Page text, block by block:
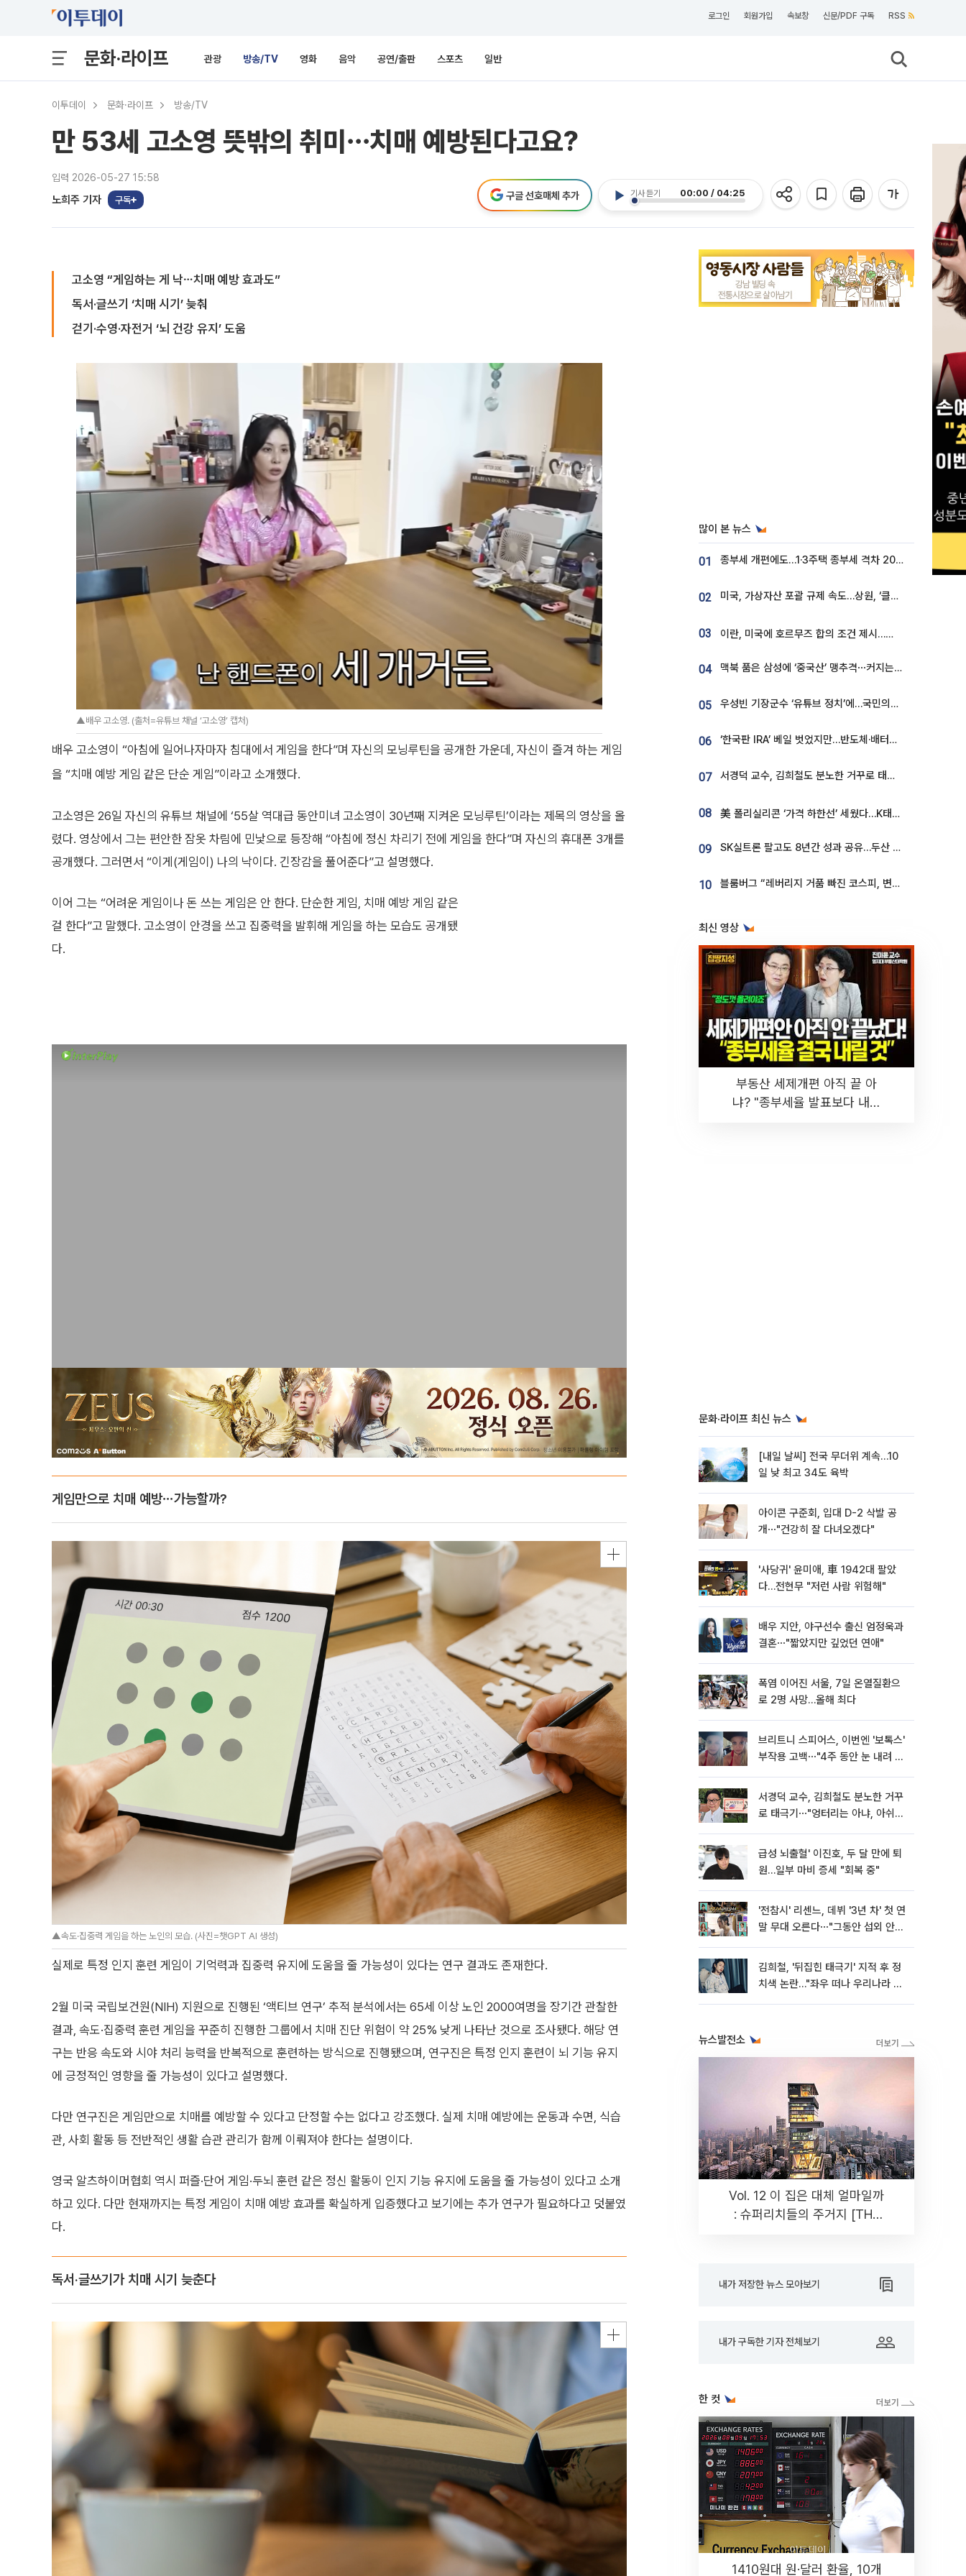
로그인 회원가입 속보창 신문/PDF 구독 RSS
문화·라이프 관광 방송/TV 영화 음악 공연/출판 스포츠 일반
이투데이 문화·라이프 방송/TV
만 53세 고소영 뜻밖의 취미⋯치매 예방된다고요?
입력 2026-05-27 15:58
노희주 기자 구독
기사 듣기 00:00 / 04:25
구글 선호매체 추가
고소영 “게임하는 게 낙⋯치매 예방 효과도”
독서·글쓰기 ‘치매 시기’ 늦춰
걷기·수영·자전거 ‘뇌 건강 유지’ 도움
▲배우 고소영. (출처=유튜브 채널 ‘고소영’ 캡처)
배우 고소영이 “아침에 일어나자마자 침대에서 게임을 한다”며 자신의 모닝루틴을 공개한 가운데, 자신이 즐겨 하는 게임
을 “치매 예방 게임 같은 단순 게임”이라고 소개했다.
고소영은 26일 자신의 유튜브 채널에 ‘55살 역대급 동안미녀 고소영이 30년째 지켜온 모닝루틴’이라는 제목의 영상을 올
렸다. 영상에서 그는 편안한 잠옷 차림에 민낯으로 등장해 “아침에 정신 차리기 전에 게임을 한다”며 자신의 휴대폰 3개를
공개했다. 그러면서 “이게(게임이) 나의 낙이다. 긴장감을 풀어준다”고 설명했다.
이어 그는 “어려운 게임이나 돈 쓰는 게임은 안 한다. 단순한 게임, 치매 예방 게임 같은
걸 한다”고 말했다. 고소영이 안경을 쓰고 집중력을 발휘해 게임을 하는 모습도 공개됐
다.
게임만으로 치매 예방⋯가능할까?
▲속도·집중력 게임을 하는 노인의 모습. (사진=챗GPT AI 생성)
실제로 특정 인지 훈련 게임이 기억력과 집중력 유지에 도움을 줄 가능성이 있다는 연구 결과도 존재한다.
2월 미국 국립보건원(NIH) 지원으로 진행된 ‘액티브 연구’ 추적 분석에서는 65세 이상 노인 2000여명을 장기간 관찰한
결과, 속도·집중력 훈련 게임을 꾸준히 진행한 그룹에서 치매 진단 위험이 약 25% 낮게 나타난 것으로 조사됐다. 해당 연
구는 반응 속도와 시야 처리 능력을 반복적으로 훈련하는 방식으로 진행됐으며, 연구진은 특정 인지 훈련이 뇌 기능 유지
에 긍정적인 영향을 줄 가능성이 있다고 설명했다.
다만 연구진은 게임만으로 치매를 예방할 수 있다고 단정할 수는 없다고 강조했다. 실제 치매 예방에는 운동과 수면, 식습
관, 사회 활동 등 전반적인 생활 습관 관리가 함께 이뤄져야 한다는 설명이다.
영국 알츠하이머협회 역시 퍼즐·단어 게임·두뇌 훈련 같은 정신 활동이 인지 기능 유지에 도움을 줄 가능성이 있다고 소개
하고 있다. 다만 현재까지는 특정 게임이 치매 예방 효과를 확실하게 입증했다고 보기에는 추가 연구가 필요하다고 덧붙였
다.
독서·글쓰기가 치매 시기 늦춘다
많이 본 뉴스
01 종부세 개편에도…1·3주택 종부세 격차 2028년부터 확대
02 미국, 가상자산 포괄 규제 속도…상원, ‘클래리티법’ 9월 절차투표 추진
03 이란, 미국에 호르무즈 합의 조건 제시…美 “경기 아직 안 끝나” [종합]
04 맥북 품은 삼성에 ‘중국산’ 맹추격⋯커지는 노트북 OLED 시장
05 우성빈 기장군수 ‘유튜브 정치’에…국민의힘 군의원들 집단 반발
06 ‘한국판 IRA’ 베일 벗었지만…반도체·배터리 업계 “시행령이 관건”
07 서경덕 교수, 김희철도 분노한 거꾸로 태극기⋯"엉터리는 아냐, 아쉬울 뿐"
08 美 폴리실리콘 ‘가격 하한선’ 세웠다…K태양광 수혜 기대
09 SK실트론 팔고도 8년간 성과 공유…두산 인수대금 2.3조가 끝 아냐
10 블룸버그 “레버리지 거품 빠진 코스피, 변동성 최악 국면 지났을 가능성”
최신 영상
부동산 세제개편 아직 끝 아
냐? "종부세율 발표보다 내릴
문화·라이프 최신 뉴스
[내일 날씨] 전국 무더위 계속…10
일 낮 최고 34도 육박
아이콘 구준회, 입대 D-2 삭발 공
개⋯"건강히 잘 다녀오겠다"
'사당귀' 윤미애, 車 1942대 팔았
다…전현무 "저런 사람 위험해"
배우 지안, 야구선수 출신 엄정욱과
결혼⋯"짧았지만 깊었던 연애"
폭염 이어진 서울, 7일 온열질환으
로 2명 사망…올해 최다
브리트니 스피어스, 이번엔 '보톡스'
부작용 고백⋯"4주 동안 눈 내려 앉
서경덕 교수, 김희철도 분노한 거꾸
로 태극기⋯"엉터리는 아냐, 아쉬울
급성 뇌출혈' 이진호, 두 달 만에 퇴
원…일부 마비 증세 "회복 중"
'전참시' 리센느, 데뷔 '3년 차' 첫 연
말 무대 오른다⋯"그동안 섭외 안
김희철, '뒤집힌 태극기' 지적 후 정
치색 논란…"좌우 떠나 우리나라 국
뉴스발전소
Vol. 12 이 집은 대체 얼마일까
: 슈퍼리치들의 주거지 [THE
내가 저장한 뉴스 모아보기
내가 구독한 기자 전체보기
한 컷
1410원대 원·달러 환율, 10개